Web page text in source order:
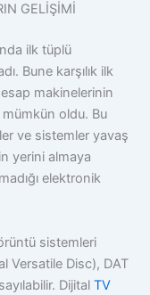
GELİŞİMİ
ilk tüplü
Bune karşılık ilk
makinelerinin
mümkün oldu. Bu
ve sistemler yavaş
yerini almaya
elektronik
sistemleri
Versatile Disc), DAT
DijitalTV